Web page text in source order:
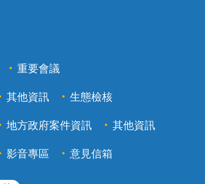
重要會議
其他資訊 生態檢核
地方政府案件資訊 其他資訊
影音專區 意見信箱